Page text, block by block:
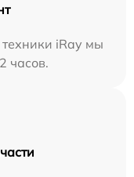
iRay мы
часов.